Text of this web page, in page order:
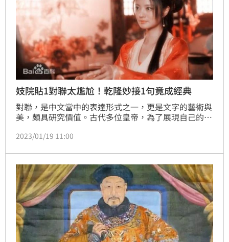
妓院貼1對聯太尷尬！乾隆妙接1句竟成經典
對聯，是中文當中的表達形式之一，更是文字的藝術與
美，頗具研究價值。古代多位皇帝，為了展現自己的博
乾隆某次下江南遊玩時，看到了一間妓院，門口的一段
2023/01/19 11:00